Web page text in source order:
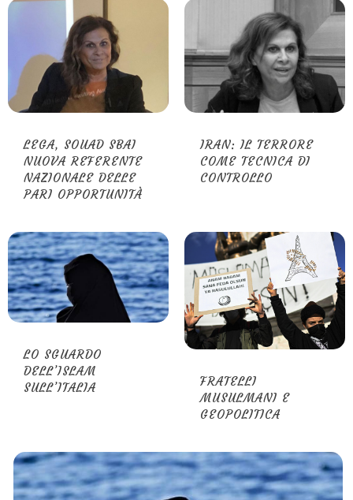
LEGA, SOUAD SBAI
NUOVA REFERENTE
NAZIONALE DELLE
PARI OPPORTUNITÀ
IRAN: IL TERRORE
COME TECNICA DI
CONTROLLO
LO SGUARDO
DELL’ISLAM
SULL’ITALIA
FRATELLI
MUSULMANI E
GEOPOLITICA